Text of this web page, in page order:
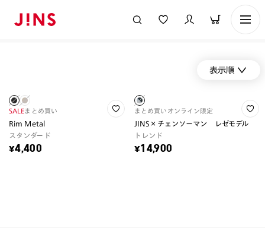
表示順
SALEまとめ買い
Rim Metal
スタンダード
¥4,400
まとめ買い オンライン限定
JINS×チェンソーマン レゼモデル
トレンド
¥14,900